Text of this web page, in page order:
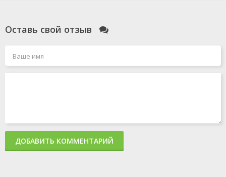
Оставь свой отзыв
ДОБАВИТЬ КОММЕНТАРИЙ